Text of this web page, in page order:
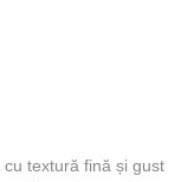
textură fină și gust